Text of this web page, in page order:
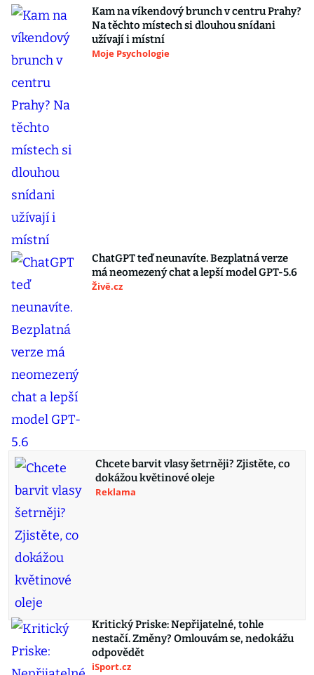
Kam na víkendový brunch v centru Prahy?
Na těchto místech si dlouhou snídani
užívají i místní
Moje Psychologie
ChatGPT teď neunavíte. Bezplatná verze
má neomezený chat a lepší model GPT-5.6
Živě.cz
Chcete barvit vlasy šetrněji? Zjistěte, co
dokážou květinové oleje
Reklama
Kritický Priske: Nepřijatelné, tohle
nestačí. Změny? Omlouvám se, nedokážu
odpovědět
iSport.cz